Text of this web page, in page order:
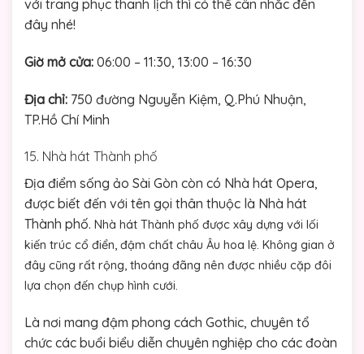
với trang phục thanh lịch thì có thể cân nhắc đến
đây nhé!
Giờ mở cửa: 06:00 – 11:30, 13:00 – 16:30
Địa chỉ: 750 đường Nguyễn Kiệm, Q.Phú Nhuận,
TP.Hồ Chí Minh
15. Nhà hát Thành phố
Địa điểm sống ảo Sài Gòn còn có Nhà hát Opera,
được biết đến với tên gọi thân thuộc là Nhà hát
Thành phố. Nhà hát Thành phố được xây dựng với lối
kiến trúc cổ điển, đậm chất châu Âu hoa lệ. Không gian ở
đây cũng rất rộng, thoáng đãng nên được nhiều cặp đôi
lựa chọn đến chụp hình cưới.
Là nơi mang đậm phong cách Gothic, chuyên tổ
chức các buổi biểu diễn chuyên nghiệp cho các đoàn